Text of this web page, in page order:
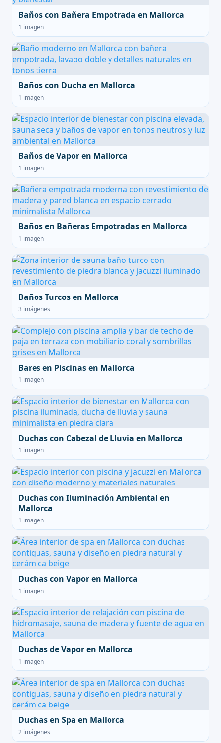
Baños con Bañera Empotrada en Mallorca
1 imagen
Baños con Ducha en Mallorca
1 imagen
Baños de Vapor en Mallorca
1 imagen
Baños en Bañeras Empotradas en Mallorca
1 imagen
Baños Turcos en Mallorca
3 imágenes
Bares en Piscinas en Mallorca
1 imagen
Duchas con Cabezal de Lluvia en Mallorca
1 imagen
Duchas con Iluminación Ambiental en
Mallorca
1 imagen
Duchas con Vapor en Mallorca
1 imagen
Duchas de Vapor en Mallorca
1 imagen
Duchas en Spa en Mallorca
2 imágenes